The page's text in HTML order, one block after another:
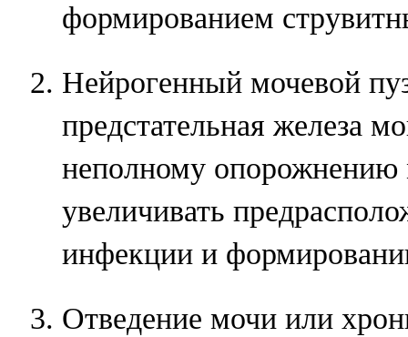
формированием
Нейрогенный мочевой
предстательная железа
неполному опорожнению
увеличивать
инфекции и
Отведение мочи или